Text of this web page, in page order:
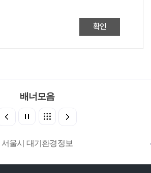
확인
배너모음
서울시 대기환경정보